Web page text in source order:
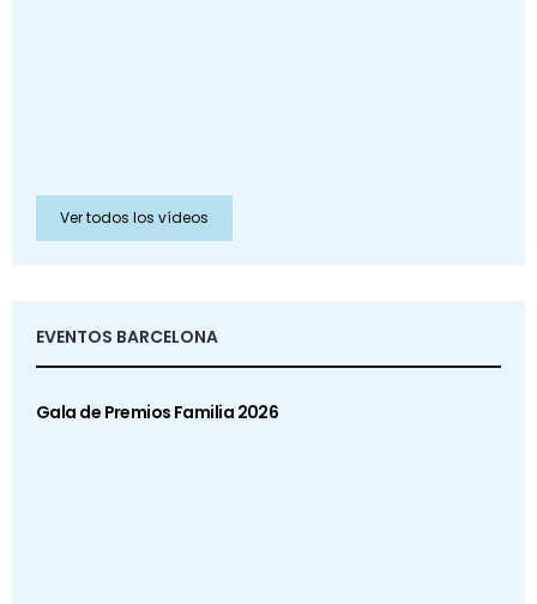
Ver todos los vídeos
EVENTOS BARCELONA
Gala de Premios Familia 2026